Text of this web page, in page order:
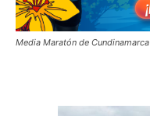
Media Maratón de Cundinamarca